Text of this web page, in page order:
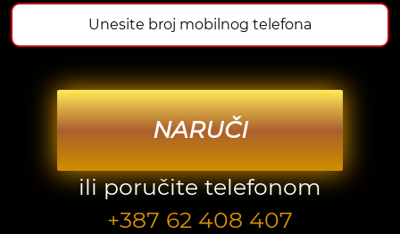
NARUČI
ili poručite telefonom
+387 62 408 407